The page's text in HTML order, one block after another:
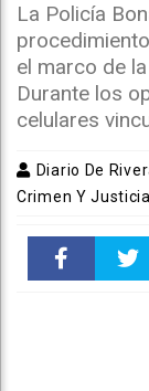
La Policía
el marco de
Durante los
celulares
Diario De
Crimen Y Justicia